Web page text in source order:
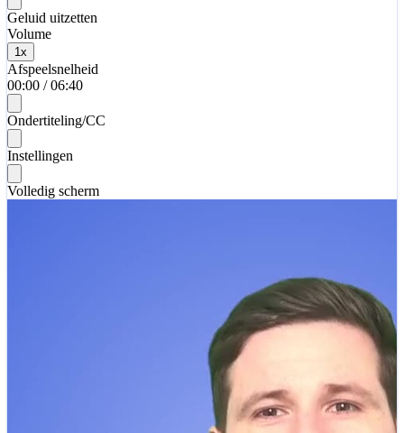
Geluid uitzetten
Volume
1x
Afspeelsnelheid
00:00 / 06:40
Ondertiteling/CC
Instellingen
Volledig scherm